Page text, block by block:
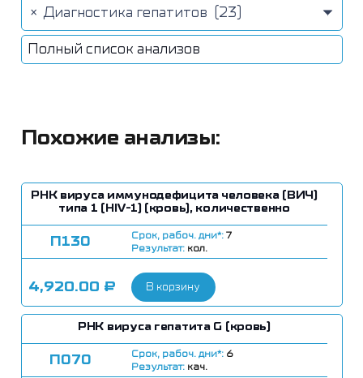
× Диагностика гепатитов (23)
Полный список анализов
Похожие анализы:
РНК вируса иммунодефицита человека (ВИЧ)
типа 1 (HIV-1) (кровь), количественно
П130 Срок, рабоч. дни*:7
Результат: кол.
4,920.00 ₽ В корзину
РНК вируса гепатита G (кровь)
П070 Срок, рабоч. дни*: 6
Результат: кач.